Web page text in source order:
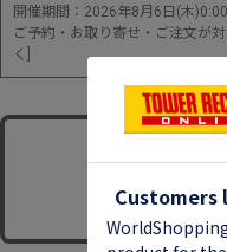
開催期間：2026年8月6日(木
ご予約・お取り寄せ・ご注文が
く]